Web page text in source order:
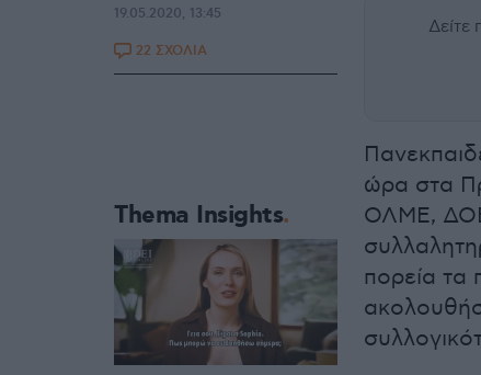
Δείτε
ώρα στα
ΟΛΜΕ, ΔΟΕ
πορεία
19.05.2020, 13:45
22 ΣΧΟΛΙΑ
Thema Insights